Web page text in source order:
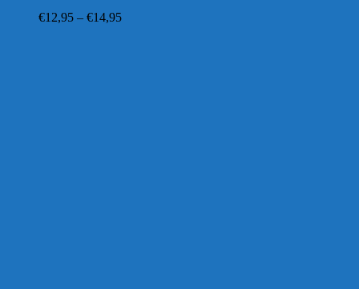
€12,95 – €14,95Preisspanne: